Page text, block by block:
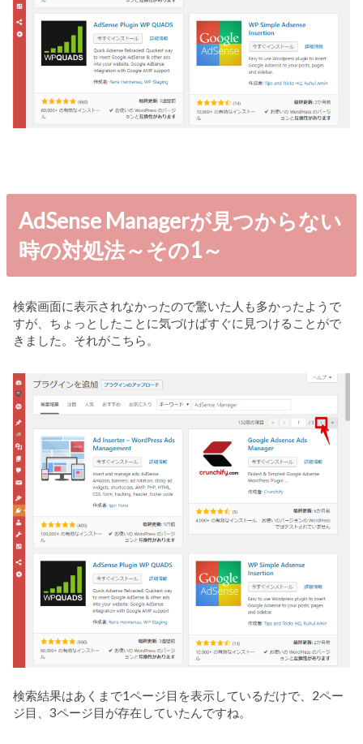
AdSense Managerが見つからない
時の対処法～その1～
検索画面に表示されなかったので驚いた人も多かったようで
すが、ちょっとしたことに気づけばすぐに見つけることがで
きました。それがこちら。
検索結果はあくまで1ページ目を表示しているだけで、2ペー
ジ目、3ページ目が存在していたんですね。